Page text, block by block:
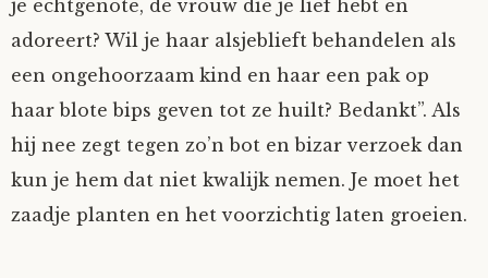
je echtgenote, de vrouw die je lief hebt en
adoreert? Wil je haar alsjeblieft behandelen als
een ongehoorzaam kind en haar een pak op
haar blote bips geven tot ze huilt? Bedankt”. Als
hij nee zegt tegen zo’n bot en bizar verzoek dan
kun je hem dat niet kwalijk nemen. Je moet het
zaadje planten en het voorzichtig laten groeien.